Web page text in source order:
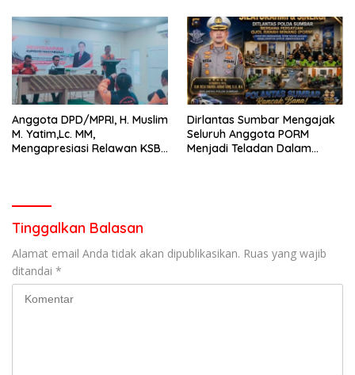
Anggota DPD/MPRI, H. Muslim
M. Yatim,Lc. MM,
Mengapresiasi Relawan KSB
Dirlantas Sumbar Mengajak
Seluruh Anggota PORM
Menjadi Teladan Dalam
Tinggalkan Balasan
Alamat email Anda tidak akan dipublikasikan. Ruas yang wajib
ditandai *